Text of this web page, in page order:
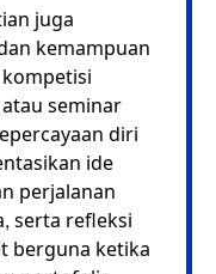
juga
kemampuan
seminar
diri
ide
perjalanan
serta refleksi
berguna ketika